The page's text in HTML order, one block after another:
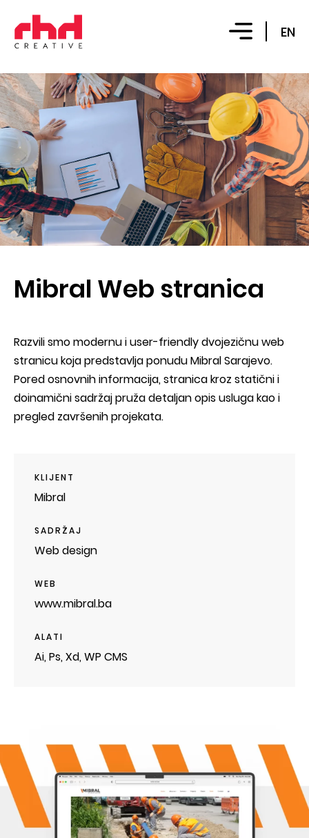
EN
Mibral Web stranica
Razvili smo modernu i user-friendly dvojezičnu web
stranicu koja predstavlja ponudu Mibral Sarajevo.
Pored osnovnih informacija, stranica kroz statični i
doinamični sadržaj pruža detaljan opis usluga kao i
pregled završenih projekata.
KLIJENT
Mibral
SADRŽAJ
Web design
WEB
www.mibral.ba
ALATI
Ai, Ps, Xd, WP CMS